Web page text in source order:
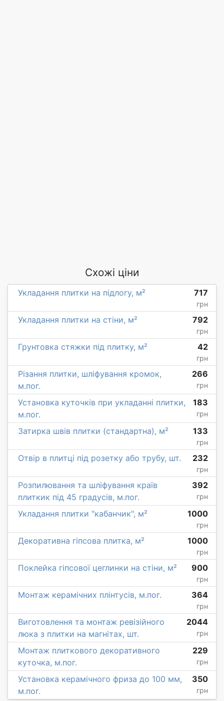
Схожі ціни
Укладання плитки на підлогу, м² 717
грн
Укладання плитки на стіни, м² 792
грн
Грунтовка стяжки під плитку, м² 42
грн
Різання плитки, шліфування кромок,
м.пог.
266
грн
Установка куточків при укладанні плитки,
м.пог.
183
грн
Затирка швів плитки (стандартна), м² 133
грн
Отвір в плитці під розетку або трубу, шт. 232
грн
Розпилювання та шліфування країв
плиткик під 45 градусів, м.пог.
392
грн
Укладання плитки "кабанчик", м² 1000
грн
Декоративна гіпсова плитка, м² 1000
грн
Поклейка гіпсової цеглинки на стіни, м² 900
грн
Монтаж керамічних плінтусів, м.пог. 364
грн
Виготовлення та монтаж ревізійного
люка з плитки на магнітах, шт.
2044
грн
Монтаж плиткового декоративного
куточка, м.пог.
229
грн
Установка керамічного фриза до 100 мм,
м.пог.
350
грн